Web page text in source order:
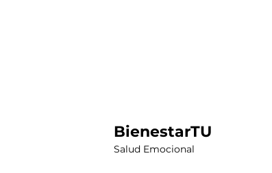
BienestarTU
Salud Emocional